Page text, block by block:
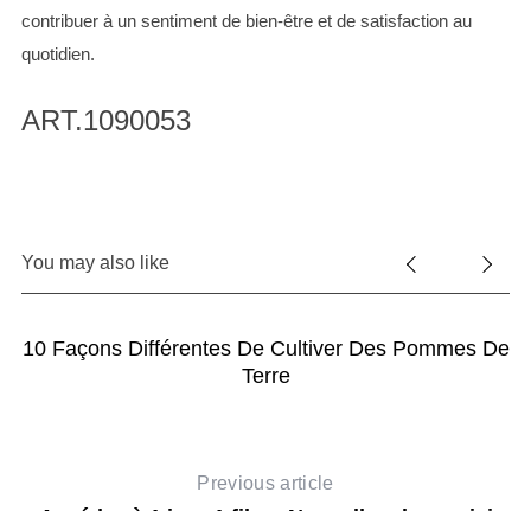
contribuer à un sentiment de bien-être et de satisfaction au
quotidien.
ART.1090053
You may also like
10 Façons Différentes De Cultiver Des Pommes De
Terre
Previous article